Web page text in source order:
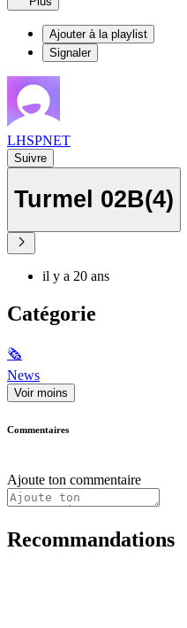
Ajouter à la playlist
Signaler
LHSPNET
Suivre
Turmel 02B(4)
il y a 20 ans
Catégorie
🗞
News
Voir moins
Commentaires
Ajoute ton commentaire
Recommandations